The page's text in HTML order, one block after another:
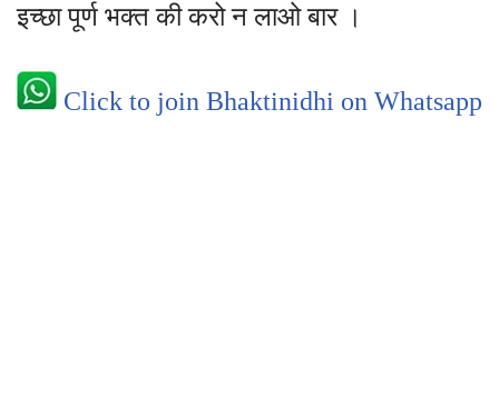
इच्छा पूर्ण भक्त की करो न लाओ बार ।
Click to join Bhaktinidhi on Whatsapp